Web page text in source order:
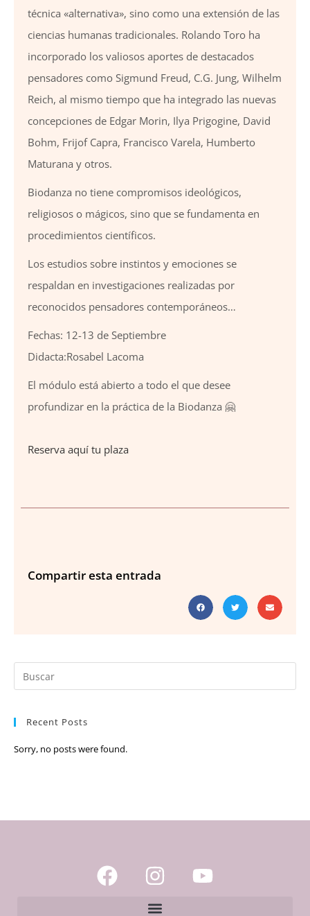
técnica «alternativa», sino como una extensión de las
ciencias humanas tradicionales. Rolando Toro ha
incorporado los valiosos aportes de destacados
pensadores como Sigmund Freud, C.G. Jung, Wilhelm
Reich, al mismo tiempo que ha integrado las nuevas
concepciones de Edgar Morin, Ilya Prigogine, David
Bohm, Frijof Capra, Francisco Varela, Humberto
Maturana y otros.
Biodanza no tiene compromisos ideológicos,
religiosos o mágicos, sino que se fundamenta en
procedimientos científicos.
Los estudios sobre instintos y emociones se
respaldan en investigaciones realizadas por
reconocidos pensadores contemporáneos…
Fechas: 12-13 de Septiembre
Didacta:Rosabel Lacoma
El módulo está abierto a todo el que desee
profundizar en la práctica de la Biodanza 🤗
Reserva aquí tu plaza
Compartir esta entrada
Recent Posts
Sorry, no posts were found.